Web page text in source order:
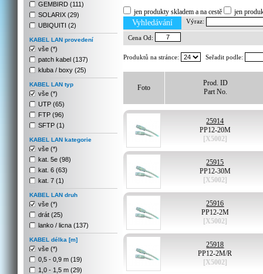
GEMBIRD (111)
SOLARIX (29)
UBIQUITI (2)
KABEL LAN provedení
vše (*)
patch kabel (137)
kluba / boxy (25)
KABEL LAN typ
vše (*)
UTP (65)
FTP (96)
SFTP (1)
KABEL LAN kategorie
vše (*)
kat. 5e (98)
kat. 6 (63)
kat. 7 (1)
KABEL LAN druh
vše (*)
drát (25)
lanko / licna (137)
KABEL délka [m]
vše (*)
0,5 - 0,9 m (19)
1,0 - 1,5 m (29)
jen produkty skladem a na cestě jen
Vyhledávání Výraz:
Cena Od:
Produktů na stránce: Seřadit podle:
Foto
Prod. ID
Part No.
25914
PP12-20M
[X5002]
25915
PP12-30M
[X5002]
25916
PP12-2M
[X5002]
25918
PP12-2M/R
[X5002]